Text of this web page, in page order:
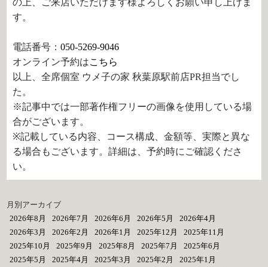
の上、ご来店いただけます様よろしくお願い申し上げま
す。
電話番号：050-5269-9046
オンライン予約はこちら
以上、全席個室 ウメ子の家 秋葉原駅前店PR担当でし
た。
※記事中では一部著作権フリーの画像を使用している場
合がございます。
※記載している内容、コース構成、金額等、実際と異な
る場合もございます。詳細は、予約時にご確認くださ
い。
月別アーカイブ
2026年8月
2026年7月 2026年6月 2026年5月
2026年4月
2026年3月
2026年2月 2026年1月 2025年12月
2025年11月
2025年10月
2025年9月 2025年8月 2025年7月
2025年6月
2025年5月
2025年4月 2025年3月 2025年2月
2025年1月